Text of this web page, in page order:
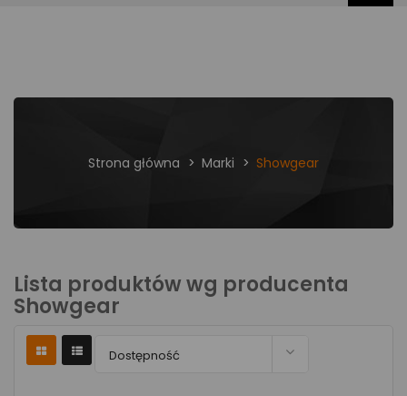
Strona główna Marki Showgear
Lista produktów wg producenta
Showgear
Dostępność 